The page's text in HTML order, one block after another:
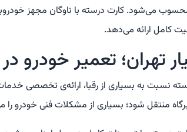
می‌شود. کارت درسته با ناوگان مجهز خودروبر
کامل ارائه می‌دهد.
تهران؛ تعمیر خودرو
نسبت به بسیاری از رقبا، ارائه‌ی تخصصی
منتقل شود؛ بسیاری از مشکلات فنی خودرو را